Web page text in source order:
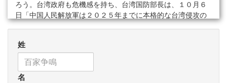
ろう。台湾政府も危機感を持ち、台湾国防部長は、１０月６
日「中国人民解放軍は２０２５年までに本格的な台湾侵攻の
このように、「台湾有事」すなわち、中国による台湾武力
侵攻の危険性が、昨今、国内外で盛んに指摘されている。わ
が国においても、主として保守系の論壇で「台湾有事は日本
有事」として、日米同盟の強化を含め、防衛力・抑止力の強
姓
名